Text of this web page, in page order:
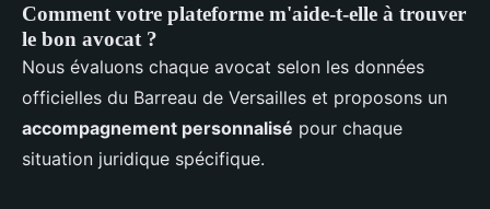
Comment votre plateforme m'aide-t-elle à trouver
le bon avocat ?
Nous évaluons chaque avocat selon les données
officielles du Barreau de Versailles et proposons un
accompagnement personnalisé pour chaque
situation juridique spécifique.